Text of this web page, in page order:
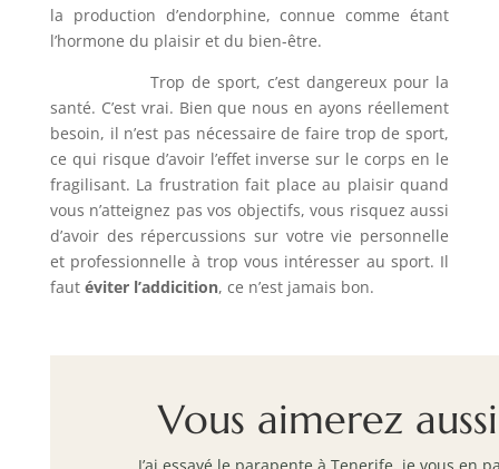
la production d’endorphine, connue comme étant
l’hormone du plaisir et du bien-être.
Trop de sport, c’est dangereux pour la
santé. C’est vrai. Bien que nous en ayons réellement
besoin, il n’est pas nécessaire de faire trop de sport,
ce qui risque d’avoir l’effet inverse sur le corps en le
fragilisant. La frustration fait place au plaisir quand
vous n’atteignez pas vos objectifs, vous risquez aussi
d’avoir des répercussions sur votre vie personnelle
et professionnelle à trop vous intéresser au sport. Il
faut éviter l’addicition, ce n’est jamais bon.
Vous aimerez aussi